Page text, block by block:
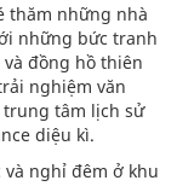
thăm những nhà
những bức tranh
đồng hồ thiên
nghiệm văn
trung tâm lịch sử
diệu kì.
nghỉ đêm ở khu